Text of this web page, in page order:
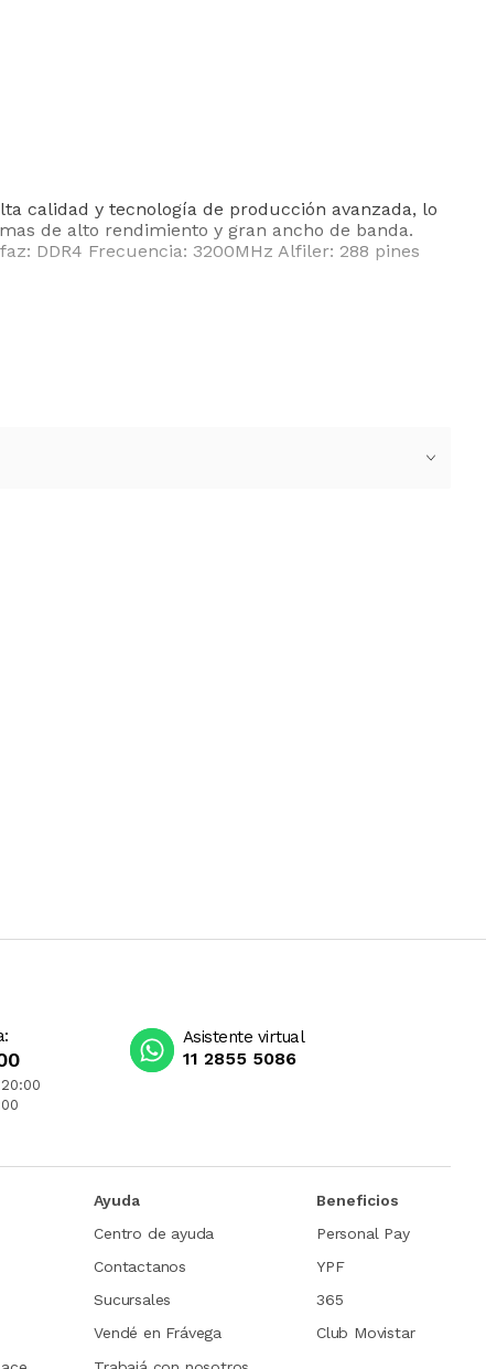
calidad y tecnología de producción avanzada, lo
de alto rendimiento y gran ancho de banda.
DDR4 Frecuencia: 3200MHz Alfiler: 288 pines
Asistente virtual
11 2855 5086
Ayuda
Centro de ayuda
Contactanos
Sucursales
Vendé en Frávega
Beneficios
Personal Pay
YPF
365
Club Movistar